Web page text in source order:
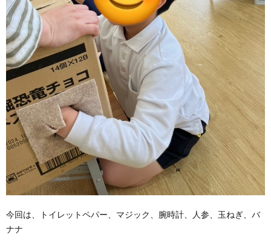
今回は、トイレットペパー、マジック、腕時計、人参、玉ねぎ、バ
ナナ